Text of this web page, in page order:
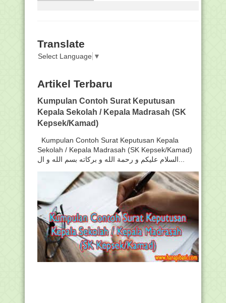
Translate
Select Language ▼
Artikel Terbaru
Kumpulan Contoh Surat Keputusan
Kepala Sekolah / Kepala Madrasah (SK
Kepsek/Kamad)
Kumpulan Contoh Surat Keputusan Kepala
Sekolah / Kepala Madrasah (SK Kepsek/Kamad)